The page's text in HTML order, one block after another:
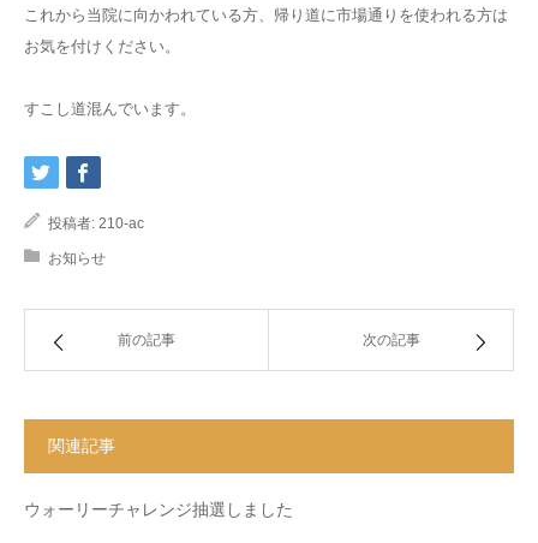
これから当院に向かわれている方、帰り道に市場通りを使われる方は
お気を付けください。
すこし道混んでいます。
投稿者: 210-ac
お知らせ
前の記事 次の記事
関連記事
ウォーリーチャレンジ抽選しました